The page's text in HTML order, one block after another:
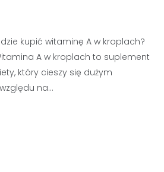
kupić witaminę A w kroplach?
A w kroplach to suplement
który cieszy się dużym
na…